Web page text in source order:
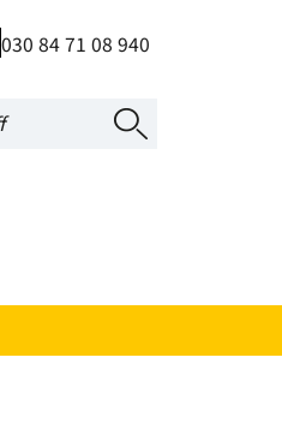
030 84 71 08 940